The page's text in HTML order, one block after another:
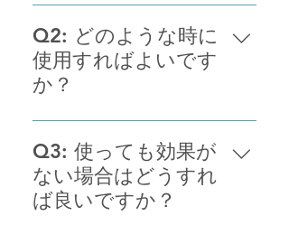
鼻の「むずむず」「ずるずる」、
目の「しばしば」、喉の「いがい
が」などの不快感の軽減をサポー
トします。
Q2: どのような時に
使用すればよいです
か？
「むずむず」などの不快感がある
ときの使用をおすすめしていま
す。やわらいだ感じなどを体感し
やすくなります。
Q3: 使っても効果が
ない場合はどうすれ
ば良いですか？